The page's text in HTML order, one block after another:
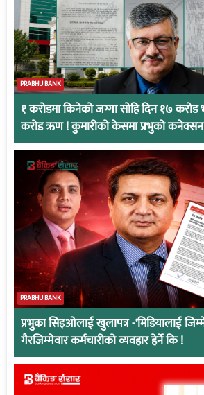
PRABHU BANK
१ करोडमा किनेको जग्गा सोहि दिन १७
करोड ऋण ! कुमारीको केसमा प्रभुको
PRABHU BANK
प्रभुका सिइओलाई खुलापत्र -‘मिडियालाई
गैरजिम्मेवार कर्मचारीको व्यवहार हेर्ने कि !